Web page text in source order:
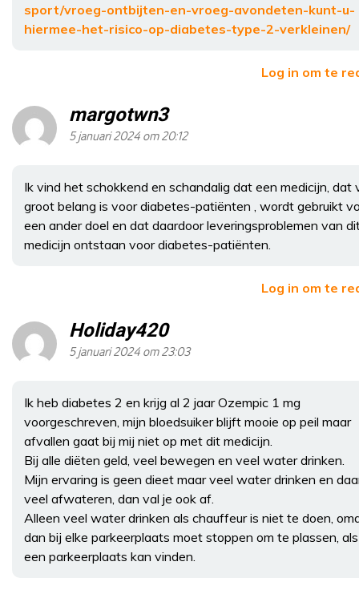
sport/vroeg-ontbijten-en-vroeg-avondeten-kunt-u-
hiermee-het-risico-op-diabetes-type-2-verkleinen/
Log in om te
margotwn3
5 januari 2024 om 20:12
Ik vind het schokkend en schandalig dat een medicijn, dat
groot belang is voor diabetes-patiënten , wordt gebruikt
een ander doel en dat daardoor leveringsproblemen van
medicijn ontstaan voor diabetes-patiënten.
Log in om te
Holiday420
5 januari 2024 om 23:03
Ik heb diabetes 2 en krijg al 2 jaar Ozempic 1 mg
voorgeschreven, mijn bloedsuiker blijft mooie op peil maar
afvallen gaat bij mij niet op met dit medicijn.
Bij alle diëten geld, veel bewegen en veel water drinken.
Mijn ervaring is geen dieet maar veel water drinken en
veel afwateren, dan val je ook af.
Alleen veel water drinken als chauffeur is niet te doen,
dan bij elke parkeerplaats moet stoppen om te plassen,
een parkeerplaats kan vinden.